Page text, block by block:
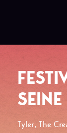
SEINE
Tyler, The